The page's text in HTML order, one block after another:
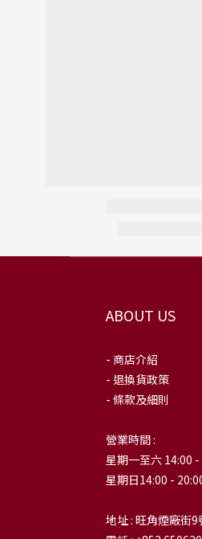
ABOUT US
- 商店介紹
- 退換貨政策
- 條款及細則
營業時間 :
星期一至六 14:00 -
星期日14:00 -
地址 : 旺角煙廠街